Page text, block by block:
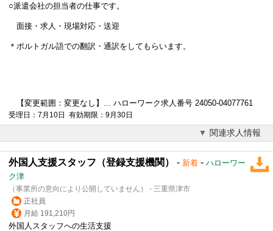
○派遣会社の担当者の仕事です。
面接・求人・現場対応・送迎
＊ポルトガル語での翻訳 ・通訳をしてもらいます。
【変更範囲：変更なし】... ハローワーク求人番号 24050-04077761
受理日：7月10日 有効期限：9月30日
関連求人情報
外国人支援スタッフ（登録支援機関） - 新着 - ハローワー
ク津
（事業所の意向により公開していません） - 三重県津市
正社員
月給 191,210円
外国人スタッフへの生活支援